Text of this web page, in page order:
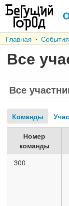
Главная События
Все
Команды
Номер
команды
300